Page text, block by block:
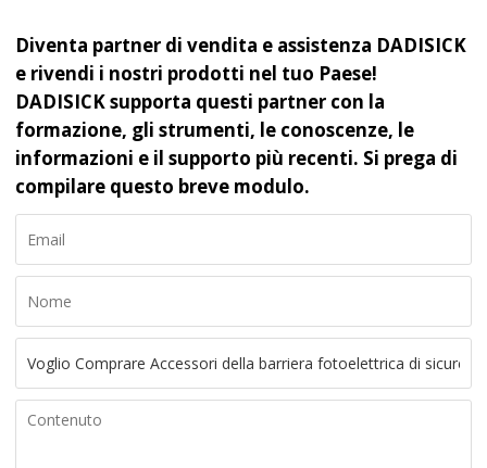
Diventa partner di vendita e assistenza DADISICK
e rivendi i nostri prodotti nel tuo Paese!
DADISICK supporta questi partner con la
formazione, gli strumenti, le conoscenze, le
informazioni e il supporto più recenti. Si prega di
compilare questo breve modulo.